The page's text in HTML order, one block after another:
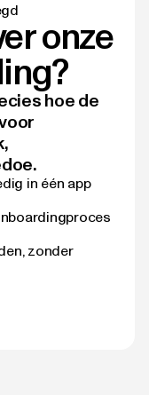
onze
hoe de
in één app
zonder